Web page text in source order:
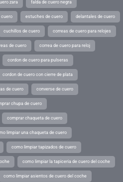
zara falda de cuero negra
cuero estuches de cuero delantales de cuero
cuchillos de cuero correas de cuero para relojes
de cuero correa de cuero para reloj
cordon de cuero para pulseras
cordon de cuero con cierre de plata
de cuero converse de cuero
chupa de cuero
comprar chaqueta de cuero
limpiar una chaqueta de cuero
como limpiar tapizados de cuero
como limpiar la tapiceria de cuero del coche
como limpiar asientos de cuero del coche